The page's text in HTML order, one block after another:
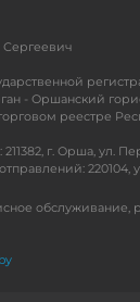
- Оршанский
реестре
г. Орша, ул.
220104,
обслуживание,